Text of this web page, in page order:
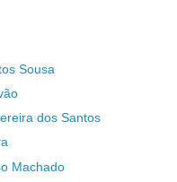
Sousa
dos Santos
Machado